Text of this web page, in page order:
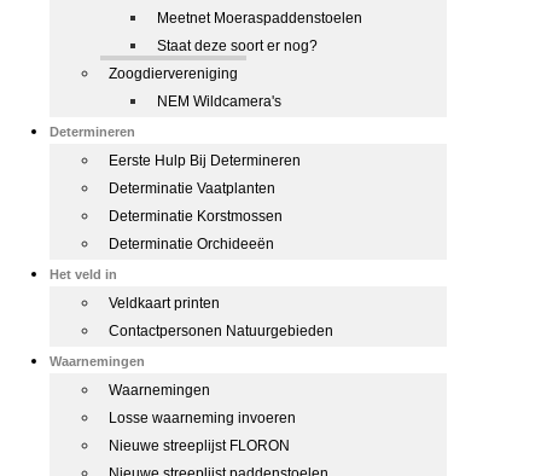
Meetnet Moeraspaddenstoelen
Staat deze soort er nog?
Zoogdiervereniging
NEM Wildcamera's
Determineren
Eerste Hulp Bij Determineren
Determinatie Vaatplanten
Determinatie Korstmossen
Determinatie Orchideeën
Het veld in
Veldkaart printen
Contactpersonen Natuurgebieden
Waarnemingen
Waarnemingen
Losse waarneming invoeren
Nieuwe streeplijst FLORON